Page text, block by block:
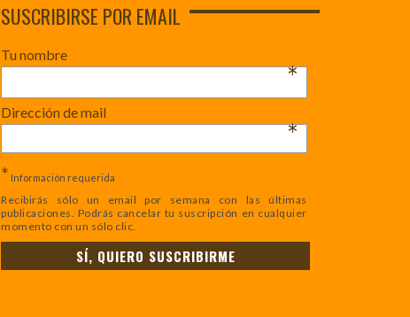
SUSCRIBIRSE POR EMAIL
Tu nombre
*
Dirección de mail
*
* Información requerida
Recibirás sólo un email por semana con las últimas
publicaciones. Podrás cancelar tu suscripción en cualquier
momento con un sólo clic.